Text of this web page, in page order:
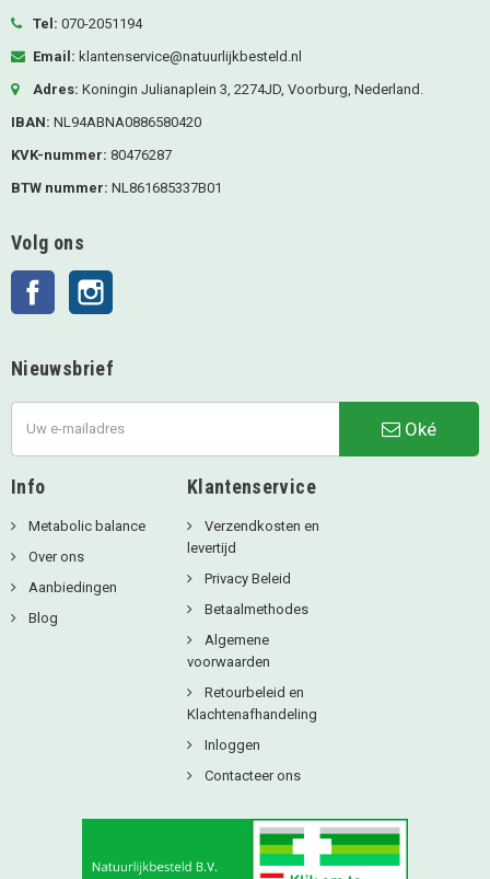
Tel: 070-2051194
Email: klantenservice@natuurlijkbesteld.nl
Adres: Koningin Julianaplein 3, 2274JD, Voorburg, Nederland.
IBAN: NL94ABNA0886580420
KVK-nummer: 80476287
BTW nummer: NL861685337B01
Volg ons
Facebook
Nieuwsbrief
Oké
Info
Metabolic balance
Over ons
Aanbiedingen
Blog
Klantenservice
Verzendkosten en
levertijd
Privacy Beleid
Betaalmethodes
Algemene
voorwaarden
Retourbeleid en
Klachtenafhandeling
Inloggen
Contacteer ons